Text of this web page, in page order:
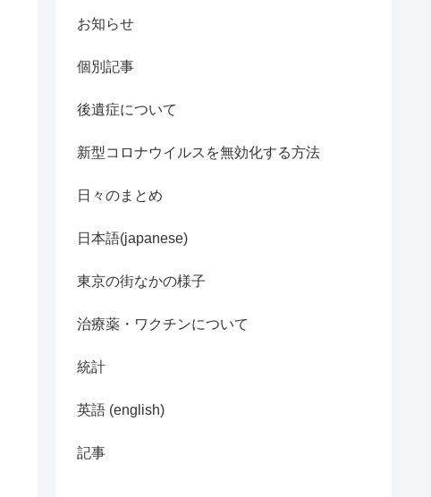
お知らせ
個別記事
後遺症について
新型コロナウイルスを無効化する方法
日々のまとめ
日本語(japanese)
東京の街なかの様子
治療薬・ワクチンについて
統計
英語 (english)
記事